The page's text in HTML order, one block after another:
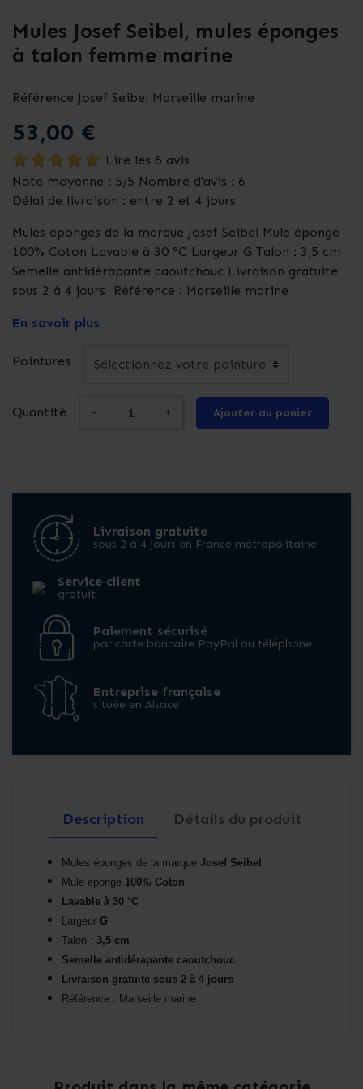
Mules Josef Seibel, mules éponges
à talon femme marine
Référence Josef Seibel Marseille marine
53,00 €
Lire les 6 avis
Note moyenne : 5/5 Nombre d'avis : 6
Délai de livraison : entre 2 et 4 jours
Mules éponges de la marque Josef Seibel Mule éponge
100% Coton Lavable à 30 °C Largeur G Talon : 3,5 cm
Semelle antidérapante caoutchouc Livraison gratuite
sous 2 à 4 jours Référence : Marseille marine
En savoir plus
Pointures
Quantité - + Ajouter au panier
Livraison gratuite
sous 2 à 4 jours en France métropolitaine
Service client
gratuit
Paiement sécurisé
par carte bancaire PayPal ou téléphone
Entreprise française
située en Alsace
Description Détails du produit
Mules éponges de la marque Josef Seibel
Mule éponge 100% Coton
Lavable à 30 °C
Largeur G
Talon : 3,5 cm
Semelle antidérapante caoutchouc
Livraison gratuite sous 2 à 4 jours
Référence : Marseille marine